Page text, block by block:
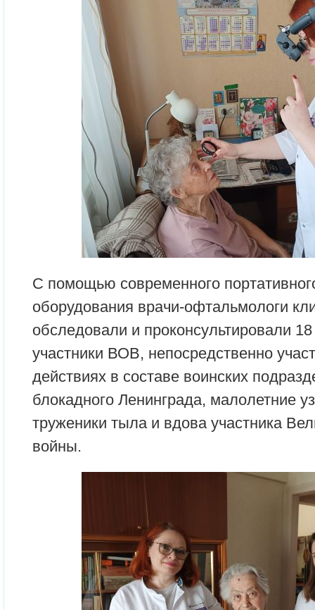
С помощью современного
оборудования врачи-офтальмологи
обследовали и проконсультировали
участники ВОВ, непосредственно
действиях в составе воинских
блокадного Ленинграда, малолетние
труженики тыла и вдова участника
войны.